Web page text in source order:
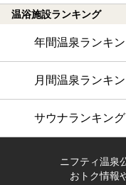
温浴施設ランキング
年間温泉ランキ
月間温泉ランキ
サウナランキング
ニフティ温泉
おトク情報